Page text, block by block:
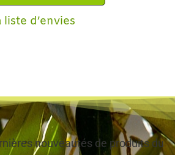
d’envies
nouveautés de produits du